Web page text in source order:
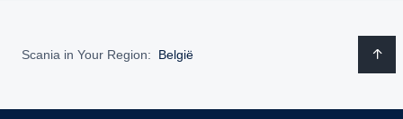
Scania in Your Region: België